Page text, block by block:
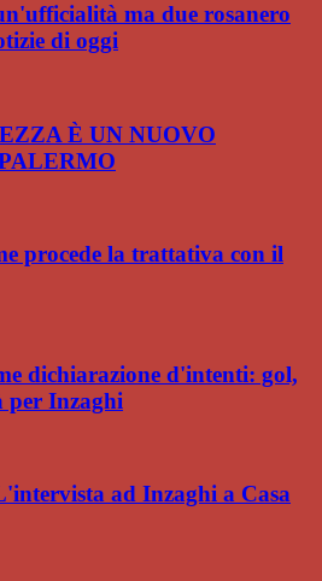
ma due rosanero
di oggi
È UN NUOVO
procede la trattativa con il
dichiarazione d'intenti: gol,
per Inzaghi
ad Inzaghi a Casa